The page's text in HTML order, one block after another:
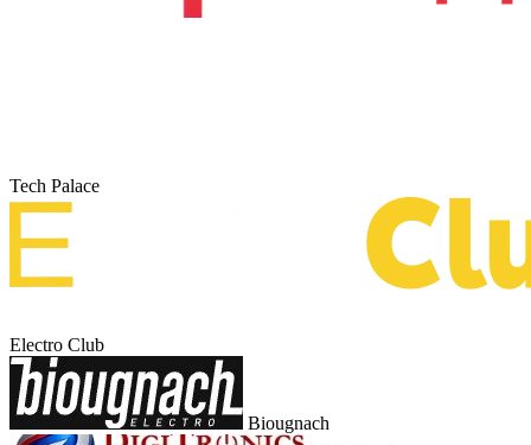
Tech Palace
Electro Club
Biougnach